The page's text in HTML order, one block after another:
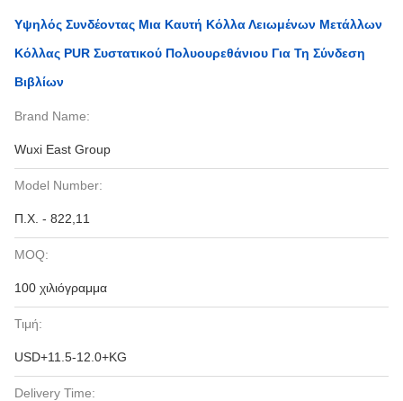
Υψηλός Συνδέοντας Μια Καυτή Κόλλα Λειωμένων Μετάλλων
Κόλλας PUR Συστατικού Πολυουρεθάνιου Για Τη Σύνδεση
Βιβλίων
Brand Name:
Wuxi East Group
Model Number:
Π.Χ. - 822,11
MOQ:
100 χιλιόγραμμα
Τιμή:
USD+11.5-12.0+KG
Delivery Time: